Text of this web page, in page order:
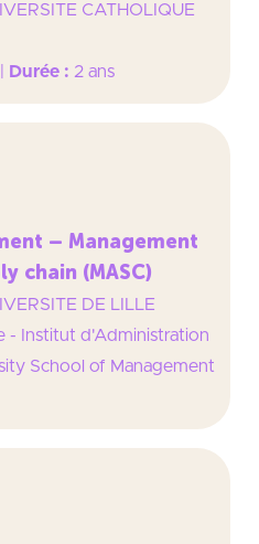
CATHOLIQUE
Durée : 2 ans
– Management
chain (MASC)
DE LILLE
- Institut d'Administration
School of Management